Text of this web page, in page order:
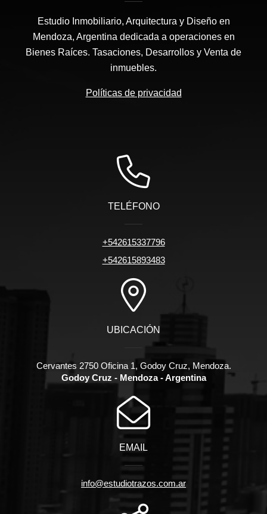
Estudio Inmobiliario, Arquitectura y Diseño en
Mendoza, Argentina dedicada a operaciones en
Bienes Raíces. Tasaciones, Desarrollos y Venta de
inmuebles.
Políticas de privacidad
TELÉFONO
+542615337796
+542615893483
UBICACIÓN
Cervantes 2750 Oficina 1, Godoy Cruz, Mendoza.
Godoy Cruz - Mendoza - Argentina
EMAIL
info@estudiotrazos.com.ar